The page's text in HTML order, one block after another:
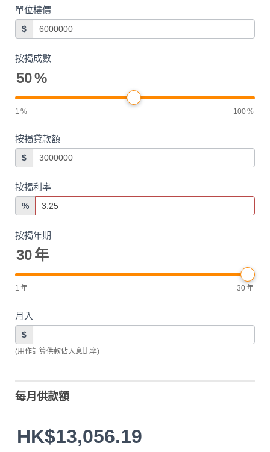
單位樓價
$
按揭成數
50%
1 % 100%
按揭貸款額
$
按揭利率
%
按揭年期
30年
1 年 30年
月入
$
(用作計算供款佔入息比率)
每月供款額
HK$13,056.19